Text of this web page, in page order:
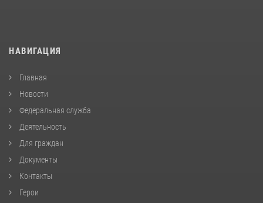
НАВИГАЦИЯ
Главная
Новости
Федеральная служба
Деятельность
Для граждан
Документы
Контакты
Герои